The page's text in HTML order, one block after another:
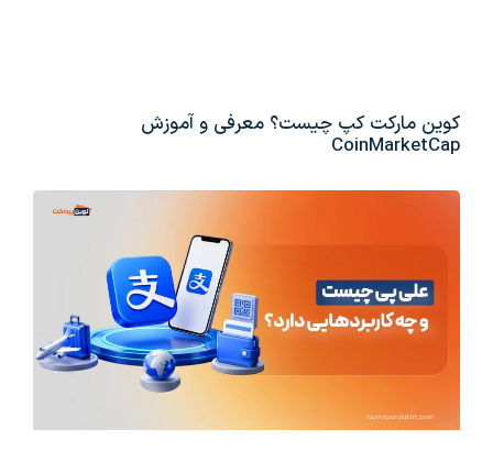
کوین مارکت کپ چیست؟ معرفی و آموزش
CoinMarketCap